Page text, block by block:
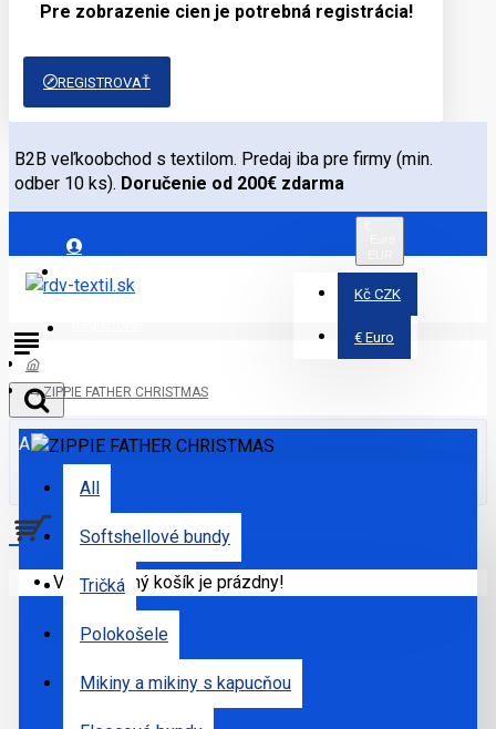
Pre zobrazenie cien je potrebná registrácia!
REGISTROVAŤ
B2B veľkoobchod s textilom. Predaj iba pre firmy (min.
odber 10 ks). Doručenie od 200€ zdarma
Kč CZK
€ Euro
All
All
Softshellové bundy
Tričká
Polokošele
Mikiny a mikiny s kapucňou
Váš nákupný košík je prázdny!
ZIPPIE FATHER CHRISTMAS